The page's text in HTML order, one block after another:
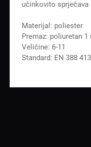
učinkovito sprječava
Materijal: poliester
Premaz: poliuretan 1
Veličine: 6-11
Standard: EN 388